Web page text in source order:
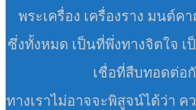
พระเครื่อง เครื่องราง มนต์ค
ซึ่งทั้งหมด เป็นที่พึ่งทางจิตใจ เ
เชื่อที่สืบทอดต่อ
ทางเราไม่อาจจะพิสูจน์ได้ว่า ค